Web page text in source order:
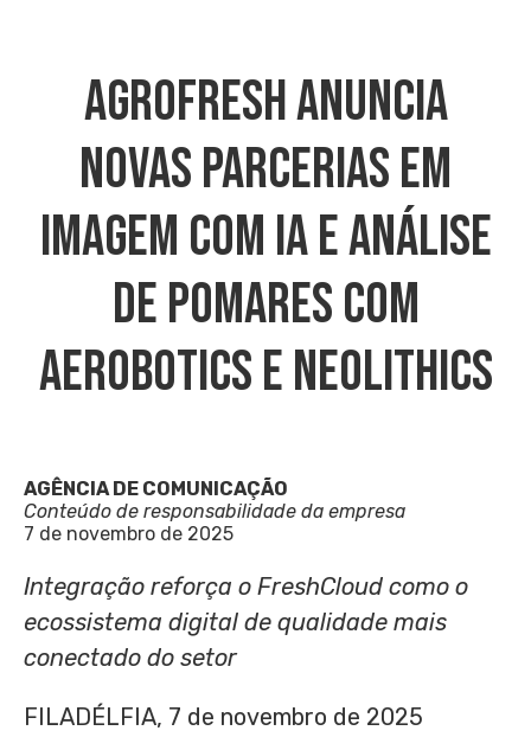
AgroFresh Anuncia
Novas Parcerias Em
Imagem Com IA E Análise
De Pomares Com
Aerobotics E Neolithics
AGÊNCIA DE COMUNICAÇÃO
Conteúdo de responsabilidade da empresa
7 de novembro de 2025
Integração reforça o FreshCloud como o
ecossistema digital de qualidade mais
conectado do setor
FILADÉLFIA, 7 de novembro de 2025